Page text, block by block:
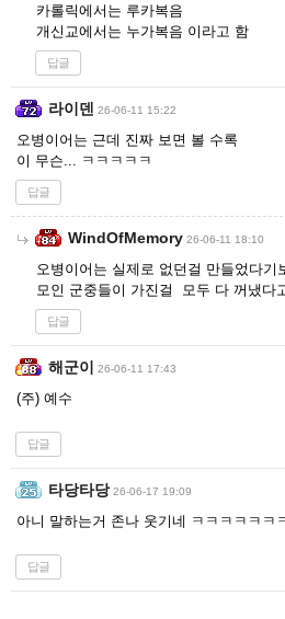
카롤릭에서는 루카복음
개신교에서는 누가복음 이라고 함
답글
라이덴 26-06-11 15:22
오병이어는 근데 진짜 보면 볼 수록
이 무슨... ㅋㅋㅋㅋㅋ
답글
WindOfMemory 26-06-11 18:10
오병이어는 실제로 없던걸 만들었다기
모인 군중들이 가진걸 모두 다 꺼냈다
답글
해군이 26-06-11 17:43
(주) 예수
답글
타당타당 26-06-17 19:09
아니 말하는거 존나 웃기네 ㅋㅋㅋㅋㅋㅋ
답글